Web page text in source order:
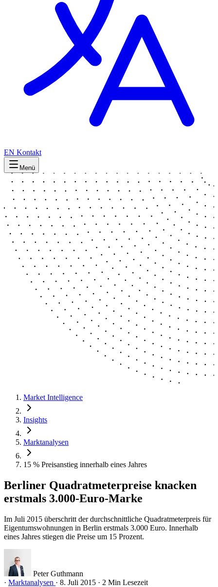
EN Kontakt
Menü
Market Intelligence
Insights
Marktanalysen
15 % Preisanstieg innerhalb eines Jahres
Berliner Quadratmeterpreise knacken
erstmals 3.000-Euro-Marke
Im Juli 2015 überschritt der durchschnittliche Quadratmeterpreis für
Eigentumswohnungen in Berlin erstmals 3.000 Euro. Innerhalb
eines Jahres stiegen die Preise um 15 Prozent.
Peter Guthmann
· Marktanalysen · 8. Juli 2015 · 2 Min Lesezeit